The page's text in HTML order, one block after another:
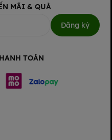
MÃI & QUÀ
Đăng ký
TOÁN